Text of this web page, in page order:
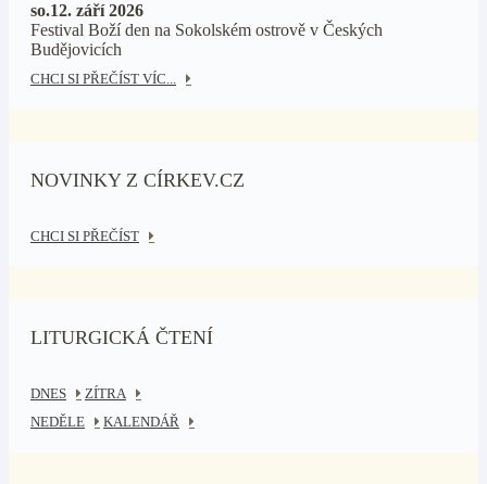
so.12. září 2026
Festival Boží den na Sokolském ostrově v Českých
Budějovicích
CHCI SI PŘEČÍST VÍC...
NOVINKY Z CÍRKEV.CZ
CHCI SI PŘEČÍST
LITURGICKÁ ČTENÍ
DNES
ZÍTRA
NEDĚLE
KALENDÁŘ